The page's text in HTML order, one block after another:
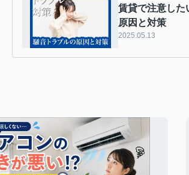
賃貸で注意した
原因と対策
2025.05.13